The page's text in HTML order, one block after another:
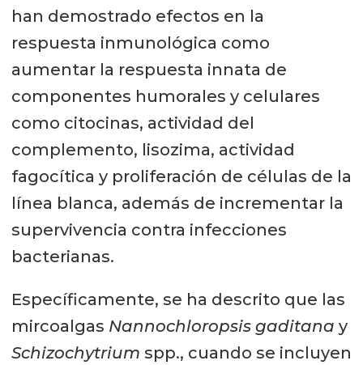
han demostrado efectos en la
respuesta inmunológica como
aumentar la respuesta innata de
componentes humorales y celulares
como citocinas, actividad del
complemento, lisozima, actividad
fagocítica y proliferación de células de la
línea blanca, además de incrementar la
supervivencia contra infecciones
bacterianas.
Específicamente, se ha descrito que las
mircoalgas Nannochloropsis gaditana y
Schizochytrium spp., cuando se incluyen